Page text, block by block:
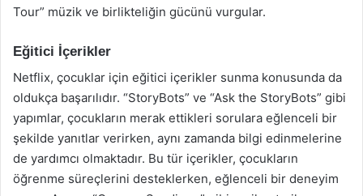
Tour” müzik ve birlikteliğin gücünü vurgular.
Eğitici İçerikler
Netflix, çocuklar için eğitici içerikler sunma konusunda da
oldukça başarılıdır. “StoryBots” ve “Ask the StoryBots” gibi
yapımlar, çocukların merak ettikleri sorulara eğlenceli bir
şekilde yanıtlar verirken, aynı zamanda bilgi edinmelerine
de yardımcı olmaktadır. Bu tür içerikler, çocukların
öğrenme süreçlerini desteklerken, eğlenceli bir deneyim